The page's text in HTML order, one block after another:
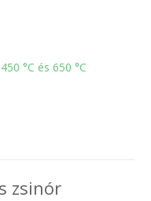
°C és 650 °C
zsinór